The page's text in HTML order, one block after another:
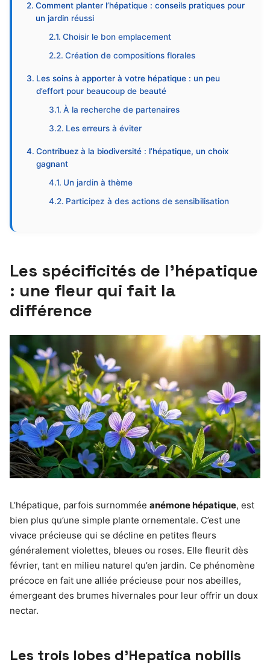
Comment planter l’hépatique : conseils pratiques pour
un jardin réussi
Choisir le bon emplacement
Création de compositions florales
Les soins à apporter à votre hépatique : un peu
d’effort pour beaucoup de beauté
À la recherche de partenaires
Les erreurs à éviter
Contribuez à la biodiversité : l’hépatique, un choix
gagnant
Un jardin à thème
Participez à des actions de sensibilisation
Les spécificités de l’hépatique
: une fleur qui fait la
différence
L’hépatique, parfois surnommée anémone hépatique, est
bien plus qu’une simple plante ornementale. C’est une
vivace précieuse qui se décline en petites fleurs
généralement violettes, bleues ou roses. Elle fleurit dès
février, tant en milieu naturel qu’en jardin. Ce phénomène
précoce en fait une alliée précieuse pour nos abeilles,
émergeant des brumes hivernales pour leur offrir un doux
nectar.
Les trois lobes d’Hepatica nobilis